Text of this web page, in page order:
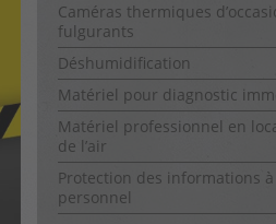
Caméras thermiques
fulgurants
Déshumidification
Matériel pour diagnostic
Matériel professionnel en
de l’air
Protection des informations
personnel